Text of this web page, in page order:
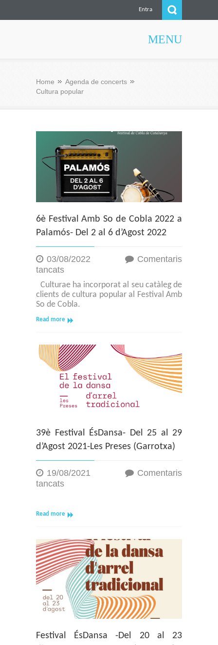
Entra
MENU
Home
Agenda de concerts
Cultura popular
6è Festival Amb So de Cobla 2022 a
Palamós- Del 2 al 6 d’Agost 2022
03/08/2022
Comentaris
tancatsa
6è
Festival
Amb
So
de
a
Palamós-
Del
2
al
6
d’Agost
Culturae ha incorporat al seu catàleg de
clients de cultura popular al Festival Amb
So de Cobla.
Read more
39è Festival ÉsDansa- Del 25 al 29
d’Agost 2021-Les Preses (Garrotxa)
19/08/2021
Comentaris
tancatsa
ÉsDansa-
al
29
d’Agost
2021-
Les
Preses
(Garrotxa)
Read more
Festival ÉsDansa -Del 20 al 23